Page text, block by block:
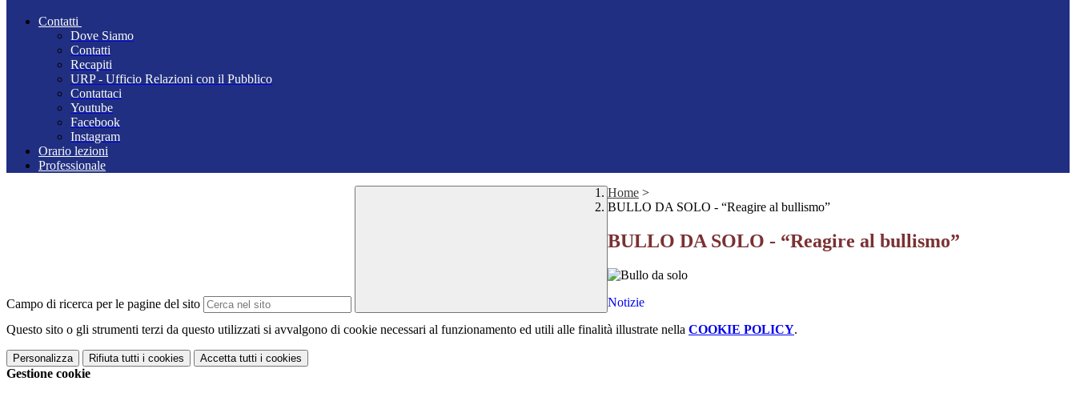
Contatti
Dove Siamo
Contatti
Recapiti
URP - Ufficio Relazioni con il Pubblico
Contattaci
Youtube
Facebook
Instagram
Orario lezioni
Professionale
Campo di ricerca per le pagine del sito
Home >
BULLO DA SOLO - “Reagire al bullismo”
BULLO DA SOLO - “Reagire al bullismo”
Notizie
Questo sito o gli strumenti terzi da questo utilizzati si avvalgono di cookie necessari al funzionamento ed utili alle finalità illustrate nella COOKIE POLICY.
Personalizza Rifiuta tutti i cookies Accetta tutti i cookies
Gestione cookie